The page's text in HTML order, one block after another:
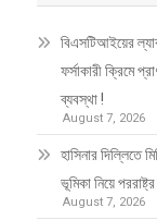
বিএসটিআইয়ের
ফর্সাকারী ক্রিমে
ব্যবস্থা !
August 7, 2026
হাসিনার দিল্লিতে
ভূমিকা নিয়ে
August 7, 2026